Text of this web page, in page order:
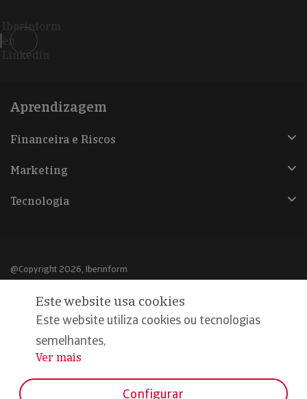
Iberinform
en
Linkedin
Aprendizagem
Financeira e Riscos
Marketing
Tecnologia
@Copyright 2026, Iberinform
Aviso legal
Política de cookies
Declaração de privacidade
Este website usa cookies
Este website utiliza cookies ou tecnologias
semelhantes,
...
Ver mais
Configurar